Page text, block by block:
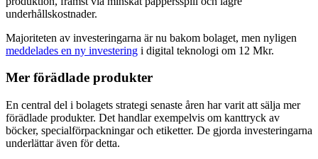
underhållskostnader.
Majoriteten av investeringarna är nu bakom bolaget, men nyligen
meddelades en ny investering i digital teknologi om 12 Mkr.
Mer förädlade produkter
En central del i bolagets strategi senaste åren har varit att sälja mer
förädlade produkter. Det handlar exempelvis om kanttryck av
böcker, specialförpackningar och etiketter. De gjorda investeringarna
underlättar även för detta.